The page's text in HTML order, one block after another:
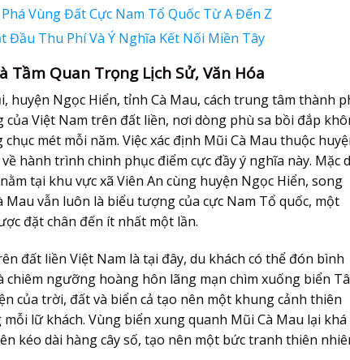
Vùng Đất Cực Nam Tổ Quốc Từ A Đến Z
Đầu Thu Phí Và Ý Nghĩa Kết Nối Miền Tây
Tầm Quan Trọng Lịch Sử, Văn Hóa
huyện Ngọc Hiển, tỉnh Cà Mau, cách trung tâm thành
của Việt Nam trên đất liền, nơi dòng phù sa bồi đắp
mét mỗi năm. Việc xác định Mũi Cà Mau thuộc
hành trình chinh phục điểm cực đầy ý nghĩa này. Mặc
tại khu vực xã Viên An cùng huyện Ngọc Hiển, song
vẫn luôn là biểu tượng của cực Nam Tổ quốc, một
đặt chân đến ít nhất một lần.
đất liền Việt Nam là tại đây, du khách có thể đón bình
ngưỡng hoàng hôn lãng mạn chìm xuống biển
của trời, đất và biển cả tạo nên một khung cảnh thiên
lữ khách. Vùng biển xung quanh Mũi Cà Mau lại khá
kéo dài hàng cây số, tạo nên một bức tranh thiên